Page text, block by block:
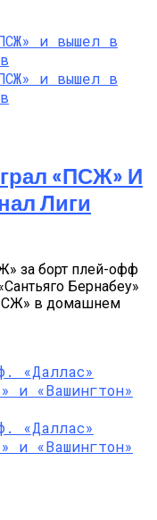
«ПСЖ» И
Лиги
за борт плей-офф
Бернабеу»
в домашнем